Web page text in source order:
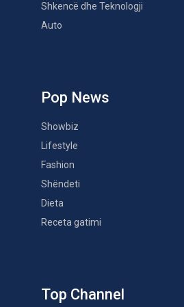
Shkencë dhe Teknologji
Auto
Pop News
Showbiz
Lifestyle
Fashion
Shëndeti
Dieta
Receta gatimi
Top Channel